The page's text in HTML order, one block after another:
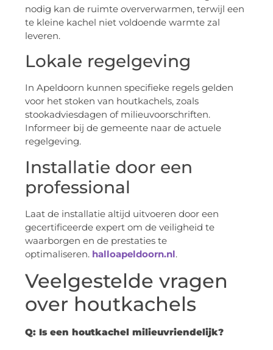
nodig kan de ruimte oververwarmen, terwijl een
te kleine kachel niet voldoende warmte zal
leveren.
Lokale regelgeving
In Apeldoorn kunnen specifieke regels gelden
voor het stoken van houtkachels, zoals
stookadviesdagen of milieuvoorschriften.
Informeer bij de gemeente naar de actuele
regelgeving.
Installatie door een
professional
Laat de installatie altijd uitvoeren door een
gecertificeerde expert om de veiligheid te
waarborgen en de prestaties te
optimaliseren. halloapeldoorn.nl.
Veelgestelde vragen
over houtkachels
Q: Is een houtkachel milieuvriendelijk?